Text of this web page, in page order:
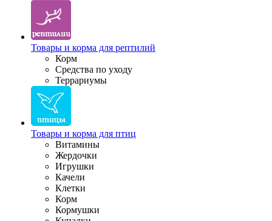
Товары и корма для рептилий
Корм
Средства по уходу
Террариумы
Товары и корма для птиц
Витамины
Жердочки
Игрушки
Качели
Клетки
Корм
Кормушки